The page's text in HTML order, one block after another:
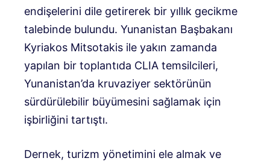
endişelerini dile getirerek bir yıllık gecikme
talebinde bulundu. Yunanistan Başbakanı
Kyriakos Mitsotakis ile yakın zamanda
yapılan bir toplantıda CLIA temsilcileri,
Yunanistan’da kruvaziyer sektörünün
sürdürülebilir büyümesini sağlamak için
işbirliğini tartıştı.
Dernek, turizm yönetimini ele almak ve